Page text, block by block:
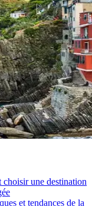
choisir une destination
et tendances de la